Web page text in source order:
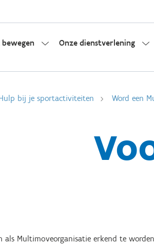
Onze dienstverlening
bij je sportactiviteiten Word een
als Multimoveorganisatie erkend te